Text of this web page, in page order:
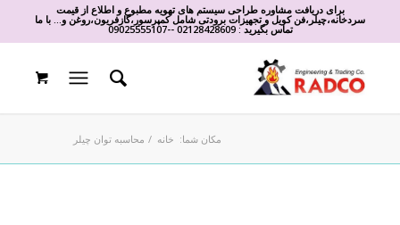
برای دریافت مشاوره طراحی سیستم های تهویه مطبوع و اطلاع از قیمت
سردخانه،چیلر،فن کویل و تجهیزات برودتی شامل کمپرسور،گازفریون،روغن و... با ما
تماس بگیرید :02128428609
-
-
09025555107
مکان شما: خانه / محاسبه توان چیلر